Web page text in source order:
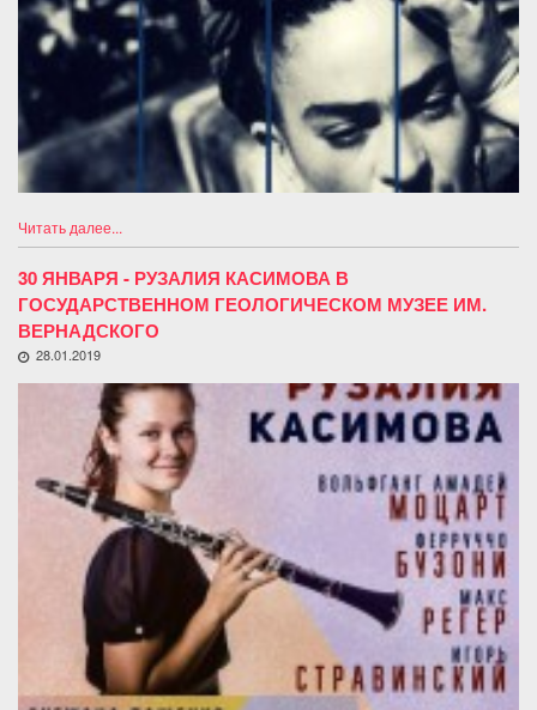
Читать далее...
30 ЯНВАРЯ - РУЗАЛИЯ КАСИМОВА В
ГОСУДАРСТВЕННОМ ГЕОЛОГИЧЕСКОМ МУЗЕЕ ИМ.
ВЕРНАДСКОГО
28.01.2019